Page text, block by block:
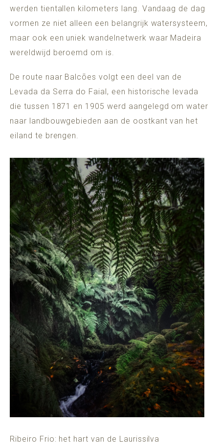
werden tientallen kilometers lang. Vandaag de dag
vormen ze niet alleen een belangrijk watersysteem,
maar ook een uniek wandelnetwerk waar Madeira
wereldwijd beroemd om is.
De route naar Balcões volgt een deel van de
Levada da Serra do Faial, een historische levada
die tussen 1871 en 1905 werd aangelegd om water
naar landbouwgebieden aan de oostkant van het
eiland te brengen.
Ribeiro Frio: het hart van de Laurissilva